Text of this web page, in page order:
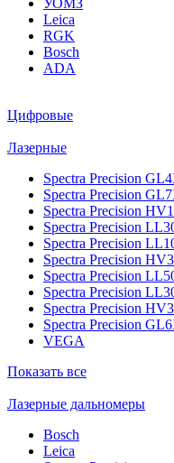
Leica
RGK
Bosch
ADA
Цифровые
Лазерные
Spectra Precision
Spectra Precision
Spectra Precision
Spectra Precision
Spectra Precision
Spectra Precision
Spectra Precision
Spectra Precision
Spectra Precision
Spectra Precision
VEGA
Показать все
Лазерные дальномеры
Bosch
Leica